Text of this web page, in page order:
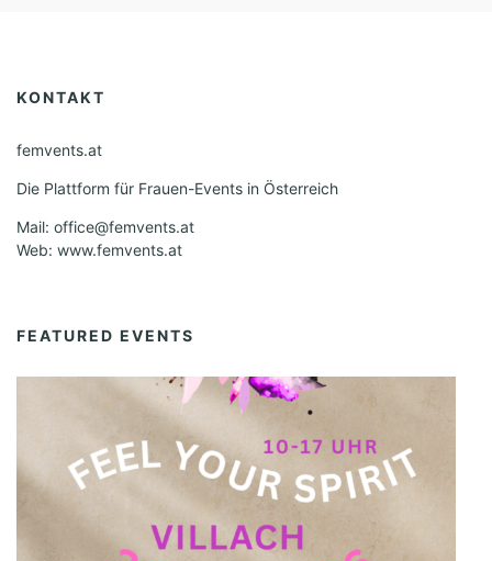
KONTAKT
femvents.at
Die Plattform für Frauen-Events in Österreich
Mail: office@femvents.at
Web: www.femvents.at
FEATURED EVENTS